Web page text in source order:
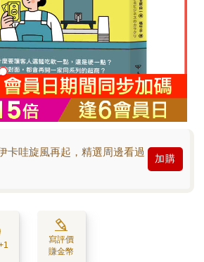
卡哇旋風再起，精選周邊看過
加購
寫評價
賺金幣